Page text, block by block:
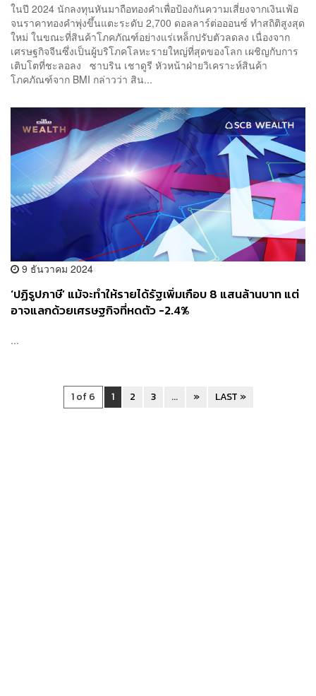
ในปี 2024 นักลงทุนหันมาถือทองคำเพื่อป้องกันความเสี่ยงจากเงินเฟ้อ
จนราคาทองคำพุ่งขึ้นแตะระดับ 2,700 ดอลลาร์ต่อออนซ์ ทำสถิติสูงสุด
ใหม่ ในขณะที่สินค้าโภคภัณฑ์อย่างแร่เหล็กปรับตัวลดลง เนื่องจาก
เศรษฐกิจจีนซึ่งเป็นผู้บริโภคโลหะรายใหญ่ที่สุดของโลก เผชิญกับการ
เติบโตที่ชะลอลง ซาบริน เชาดูรี หัวหน้าฝ่ายวิเคราะห์สินค้า
โภคภัณฑ์จาก BMI กล่าวว่า สิน...
9 ธันวาคม 2024
‘ปฏิรูปภาษี’ แม้จะทำให้รายได้รัฐเพิ่มเกือบ 8 แสนล้านบาท แต่
อาจแลกด้วยเศรษฐกิจที่หดตัว -2.4%
...
1 of 6 1 2 3 ... » LAST »